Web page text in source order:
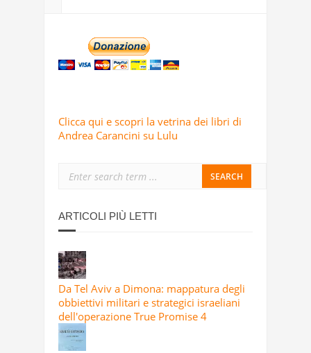
Clicca qui e scopri la vetrina dei libri di
Andrea Carancini su Lulu
ARTICOLI PIÙ LETTI
Da Tel Aviv a Dimona: mappatura degli
obbiettivi militari e strategici israeliani
dell'operazione True Promise 4